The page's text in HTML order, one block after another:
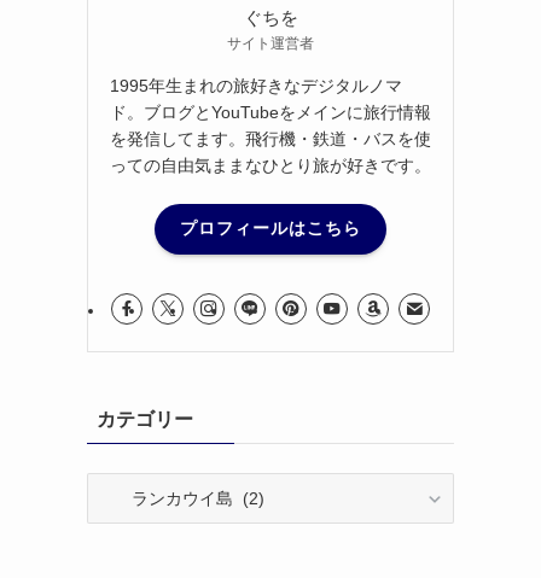
ぐちを
サイト運営者
1995年生まれの旅好きなデジタルノマ
ド。ブログとYouTubeをメインに旅行情報
を発信してます。飛行機・鉄道・バスを使
っての自由気ままなひとり旅が好きです。
プロフィールはこちら
カテゴリー